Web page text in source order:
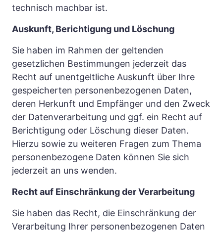
technisch machbar ist.
Auskunft, Berichtigung und Löschung
Sie haben im Rahmen der geltenden
gesetzlichen Bestimmungen jederzeit das
Recht auf unentgeltliche Auskunft über Ihre
gespeicherten personenbezogenen Daten,
deren Herkunft und Empfänger und den Zweck
der Datenverarbeitung und ggf. ein Recht auf
Berichtigung oder Löschung dieser Daten.
Hierzu sowie zu weiteren Fragen zum Thema
personenbezogene Daten können Sie sich
jederzeit an uns wenden.
Recht auf Einschränkung der Verarbeitung
Sie haben das Recht, die Einschränkung der
Verarbeitung Ihrer personenbezogenen Daten